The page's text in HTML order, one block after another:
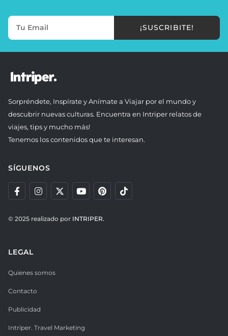
¡SUSCRIBITE!
Sorpréndete, Inspírate y Anímate a Viajar por el mundo y
descubrir nuevas culturas. Encuentra en Intriper relatos de
viajes, tips y mucho más!
Tenemos los contenidos que te interesan.
SÍGUENOS
© 2025 realizado por INTRIPER.
LEGAL
Quienes somos
Contacto
Publicidad
Intriper. Travel Marketing